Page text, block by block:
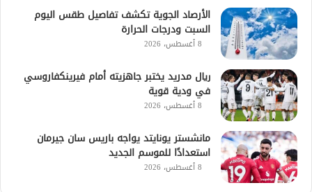
الأرصاد الجوية تكشف تفاصيل طقس اليوم
السبت ودرجات الحرارة
8 أغسطس، 2026
ريال مدريد يختبر جاهزيته أمام فيرينكفاروسي
في ودية قوية
8 أغسطس، 2026
مانشستر يونايتد يواجه باريس سان جيرمان
استعدادًا للموسم الجديد
8 أغسطس، 2026